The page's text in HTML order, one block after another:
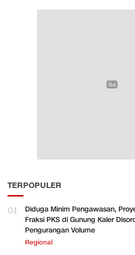
TERPOPULER
01
Diduga Minim Pengawasan,
Fraksi PKS di Gunung Kaler
Pengurangan Volume
Regional